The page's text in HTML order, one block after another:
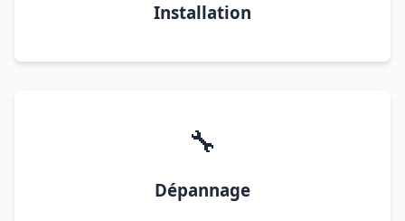
Installation
🔧
Dépannage